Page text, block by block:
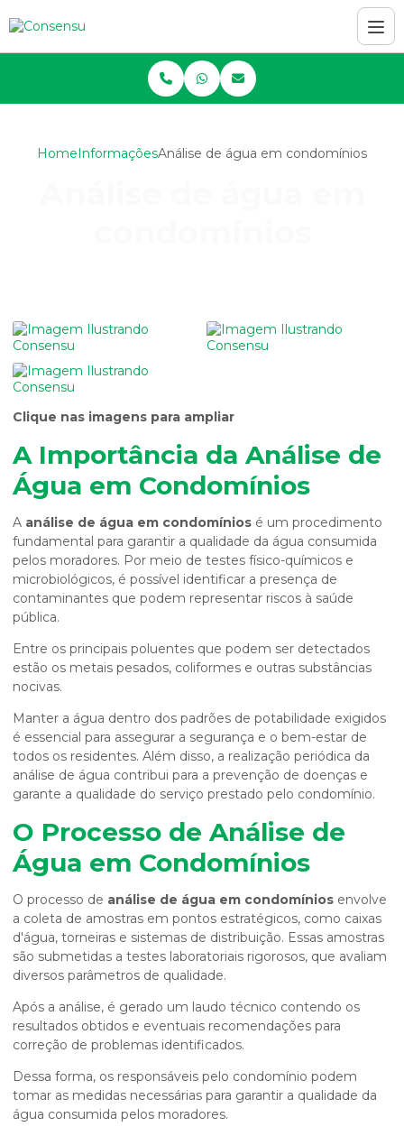
HomeInformaçõesAnálise de água em condomínios
Clique nas imagens para ampliar
A Importância da Análise de
Água em Condomínios
A análise de água em condomínios é um procedimento
fundamental para garantir a qualidade da água consumida
pelos moradores. Por meio de testes físico-químicos e
microbiológicos, é possível identificar a presença de
contaminantes que podem representar riscos à saúde
pública.
Entre os principais poluentes que podem ser detectados
estão os metais pesados, coliformes e outras substâncias
nocivas.
Manter a água dentro dos padrões de potabilidade exigidos
é essencial para assegurar a segurança e o bem-estar de
todos os residentes. Além disso, a realização periódica da
análise de água contribui para a prevenção de doenças e
garante a qualidade do serviço prestado pelo condomínio.
O Processo de Análise de
Água em Condomínios
O processo de análise de água em condomínios envolve
a coleta de amostras em pontos estratégicos, como caixas
d'água, torneiras e sistemas de distribuição. Essas amostras
são submetidas a testes laboratoriais rigorosos, que avaliam
diversos parâmetros de qualidade.
Após a análise, é gerado um laudo técnico contendo os
resultados obtidos e eventuais recomendações para
correção de problemas identificados.
Dessa forma, os responsáveis pelo condomínio podem
tomar as medidas necessárias para garantir a qualidade da
água consumida pelos moradores.